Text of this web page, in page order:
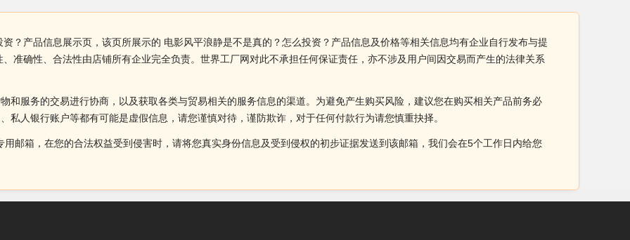
？产品信息展示页，该页所展示的 电影风平浪静是不是真的？怎么投资？产品信息及价格等相关信息均有企业自行发布与提
准确性、合法性由店铺所有企业完全负责。世界工厂网对此不承担任何保证责任，亦不涉及用户间因交易而产生的法律关系
和服务的交易进行协商，以及获取各类与贸易相关的服务信息的渠道。为避免产生购买风险，建议您在购买相关产品前务必
私人银行账户等都有可能是虚假信息，请您谨慎对待，谨防欺诈，对于任何付款行为请您慎重抉择。
邮箱，在您的合法权益受到侵害时，请将您真实身份信息及受到侵权的初步证据发送到该邮箱，我们会在5个工作日内给您